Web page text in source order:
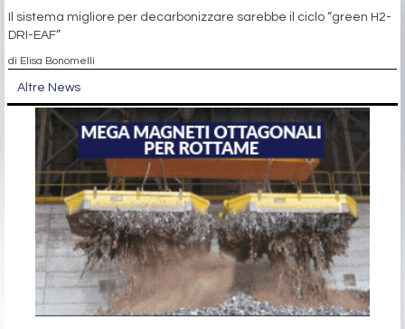
Il sistema migliore per decarbonizzare sarebbe il ciclo “green H2-
DRI-EAF”
di Elisa Bonomelli
Altre News